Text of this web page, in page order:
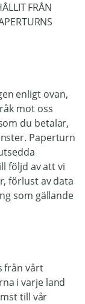
FRÅN
enligt ovan,
mot oss
du betalar,
Paperturn
följd av att vi
förlust av data
som gällande
från vårt
i varje land
till vår